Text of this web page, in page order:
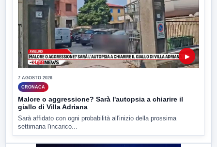
▶
7 AGOSTO 2026
CRONACA
Malore o aggressione? Sarà l'autopsia a chiarire il
giallo di Villa Adriana
Sarà affidato con ogni probabilità all'inizio della prossima
settimana l'incarico...